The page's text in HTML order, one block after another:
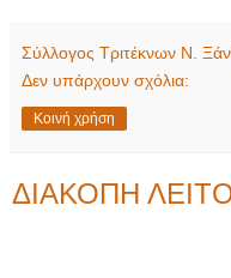
Σύλλογος Τριτέκνων Ν.
Δεν υπάρχουν σχόλια:
Κοινή χρήση
ΔΙΑΚΟΠΗ